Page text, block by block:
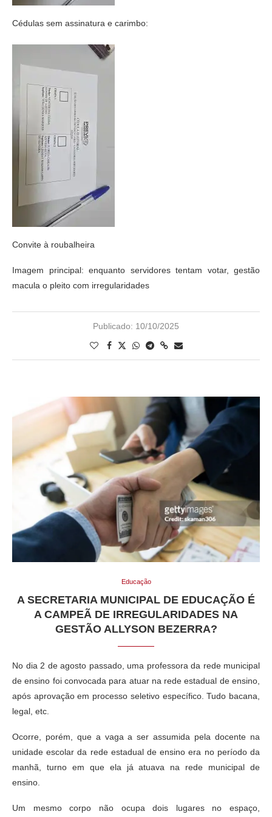
Cédulas sem assinatura e carimbo:
Convite à roubalheira
Imagem principal: enquanto servidores tentam votar, gestão
macula o pleito com irregularidades
Publicado: 10/10/2025
Educação
A SECRETARIA MUNICIPAL DE EDUCAÇÃO É
A CAMPEÃ DE IRREGULARIDADES NA
GESTÃO ALLYSON BEZERRA?
No dia 2 de agosto passado, uma professora da rede municipal
de ensino foi convocada para atuar na rede estadual de ensino,
após aprovação em processo seletivo específico. Tudo bacana,
legal, etc.
Ocorre, porém, que a vaga a ser assumida pela docente na
unidade escolar da rede estadual de ensino era no período da
manhã, turno em que ela já atuava na rede municipal de
ensino.
Um mesmo corpo não ocupa dois lugares no espaço,